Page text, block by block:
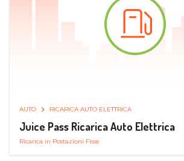
AUTO RICARICA AUTO ELETTRICA
Juice Pass Ricarica Auto Elettrica
Ricarica in Postazioni Fisse